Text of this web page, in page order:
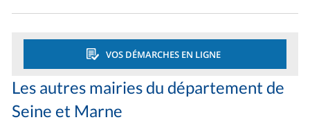
VOS DÉMARCHES EN LIGNE
Les autres mairies du département de
Seine et Marne